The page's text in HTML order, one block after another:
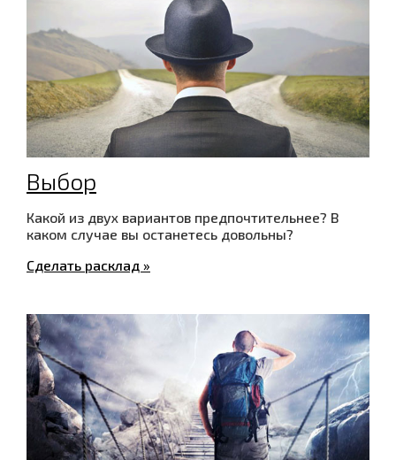
Выбор
Какой из двух вариантов предпочтительнее? В
каком случае вы останетесь довольны?
Сделать расклад »